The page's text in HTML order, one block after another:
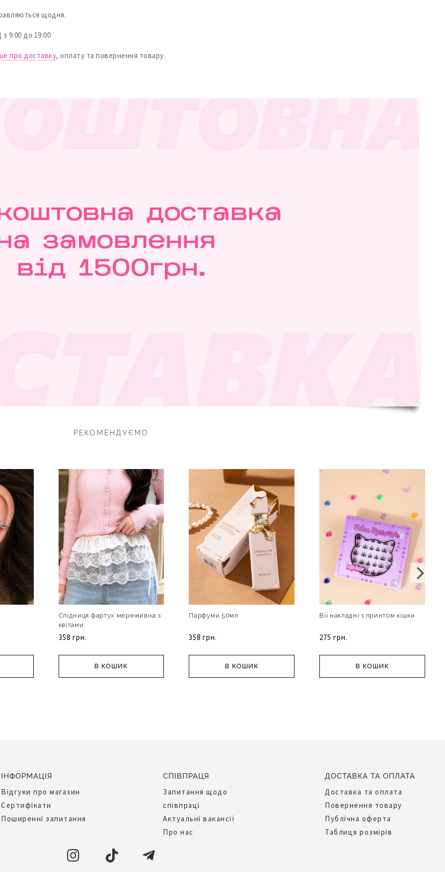
щодня.
9:00 до 19:00
про доставку, оплату та повернення товару.
РЕКОМЕНДУЄМО
Спідниця фартух мереживна з
квітами
358 грн.
В КОШИК
Парфуми 50мл
358 грн.
В КОШИК
Вії накладні з принтом кішки
275 грн.
В КОШИК
ІНФОРМАЦІЯ
Відгуки про магазин
Сертифікати
Поширенні запитання
СПІВПРАЦЯ
Запитання щодо
співпраці
Актуальні вакансії
Про нас
ДОСТАВКА ТА ОПЛАТА
Доставка та оплата
Повернення товару
Публічна оферта
Таблиця розмірів